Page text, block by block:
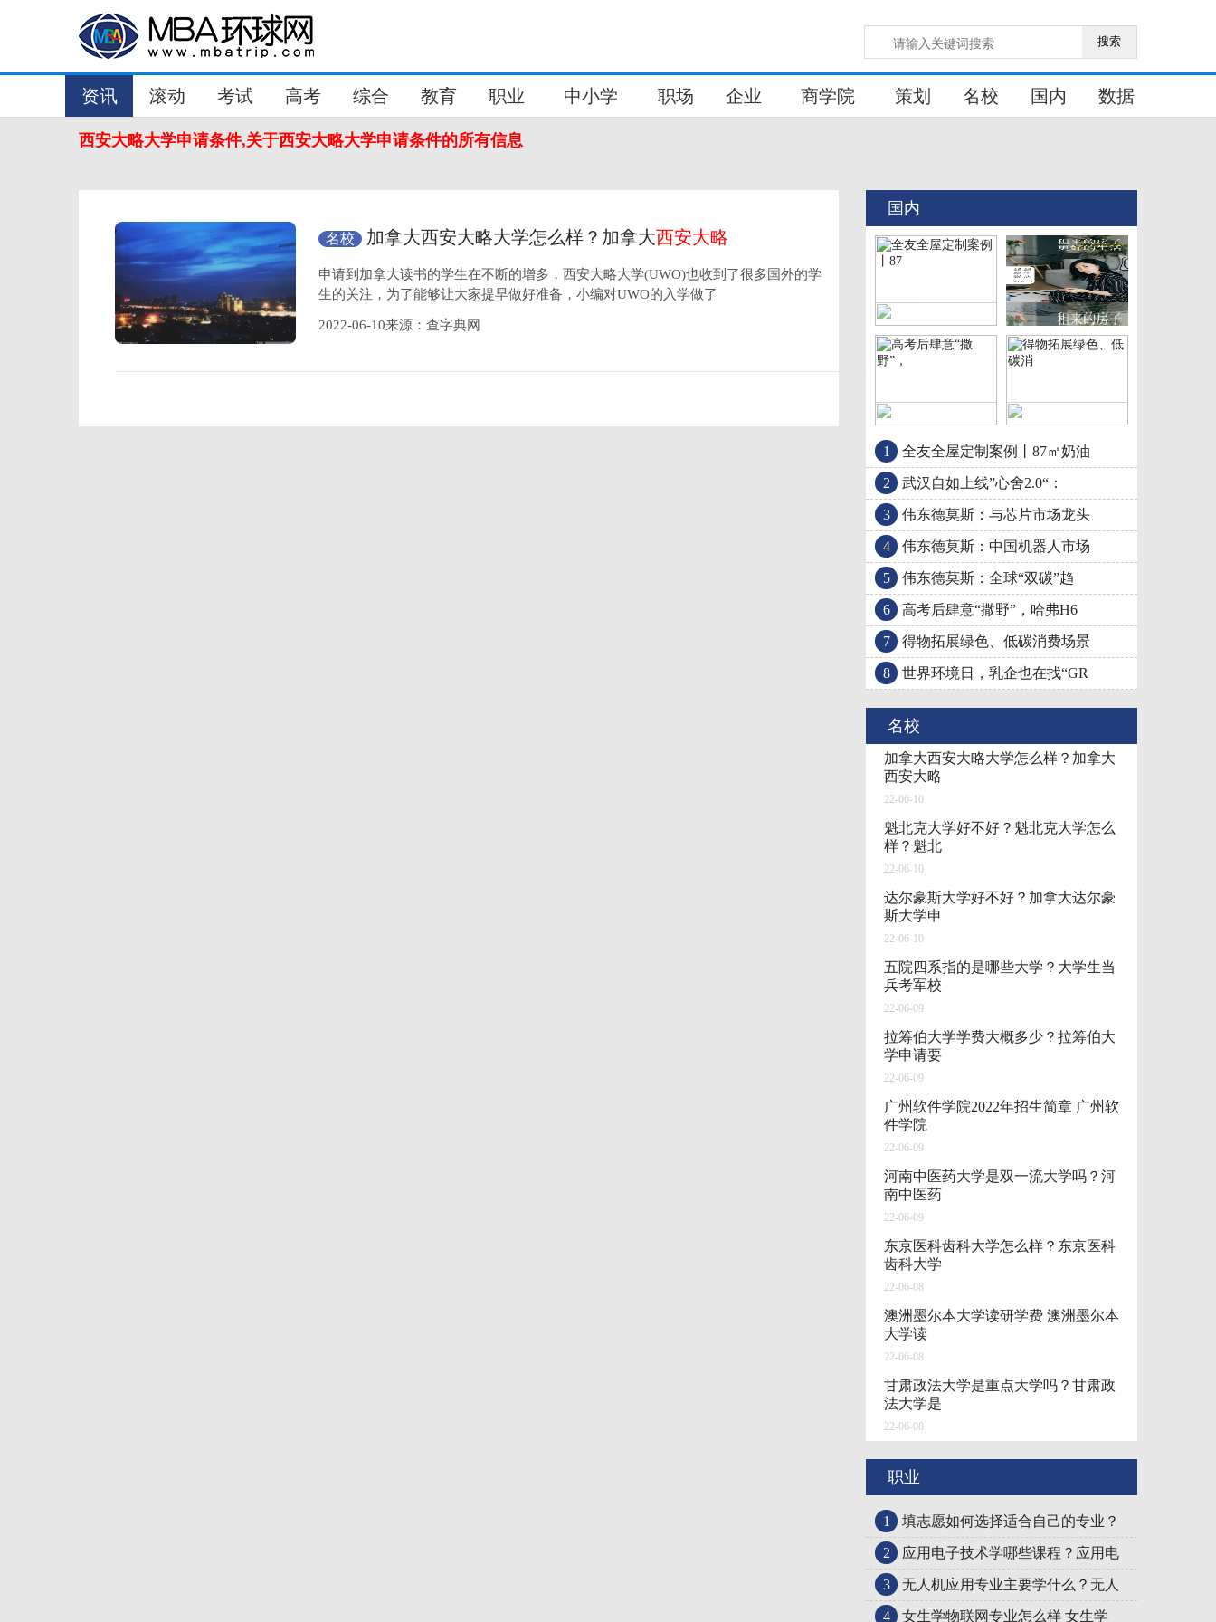
搜索
资讯 滚动 考试 高考 综合 教育 职业 中小学 职场 企业 商学院 策划 名校 国内 数据
西安大略大学申请条件,关于西安大略大学申请条件的所有信息
名校 加拿大西安大略大学怎么样？加拿大西安大略
大学申请条件
申请到加拿大读书的学生在不断的增多，西安大略大学(UWO)也收到了很多国外的学
生的关注，为了能够让大家提早做好准备，小编对UWO的入学做了
2022-06-10来源：查字典网
国内
高考后肆意“撒野”， 得物拓展绿色、低碳消
1 全友全屋定制案例丨87㎡奶油
2 武汉自如上线”心舍2.0“：
3 伟东德莫斯：与芯片市场龙头
4 伟东德莫斯：中国机器人市场
5 伟东德莫斯：全球“双碳”趋
6 高考后肆意“撒野”，哈弗H6
7 得物拓展绿色、低碳消费场景
8 世界环境日，乳企也在找“GR
名校
加拿大西安大略大学怎么样？加拿大
西安大略
22-06-10
魁北克大学好不好？魁北克大学怎么
样？魁北
22-06-10
达尔豪斯大学好不好？加拿大达尔豪
斯大学申
22-06-10
五院四系指的是哪些大学？大学生当
兵考军校
22-06-09
拉筹伯大学学费大概多少？拉筹伯大
学申请要
22-06-09
广州软件学院2022年招生简章 广州软
件学院
22-06-09
河南中医药大学是双一流大学吗？河
南中医药
22-06-09
东京医科齿科大学怎么样？东京医科
齿科大学
22-06-08
澳洲墨尔本大学读研学费 澳洲墨尔本
大学读
22-06-08
甘肃政法大学是重点大学吗？甘肃政
法大学是
22-06-08
职业
1 填志愿如何选择适合自己的专业？
2 应用电子技术学哪些课程？应用电
3 无人机应用专业主要学什么？无人
4 女生学物联网专业怎么样 女生学